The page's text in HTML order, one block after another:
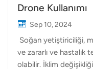
Drone Kullanımı
Sep 10, 2024
Soğan yetiştiriciliği,
ve zararlı ve hastalık
olabilir. İklim